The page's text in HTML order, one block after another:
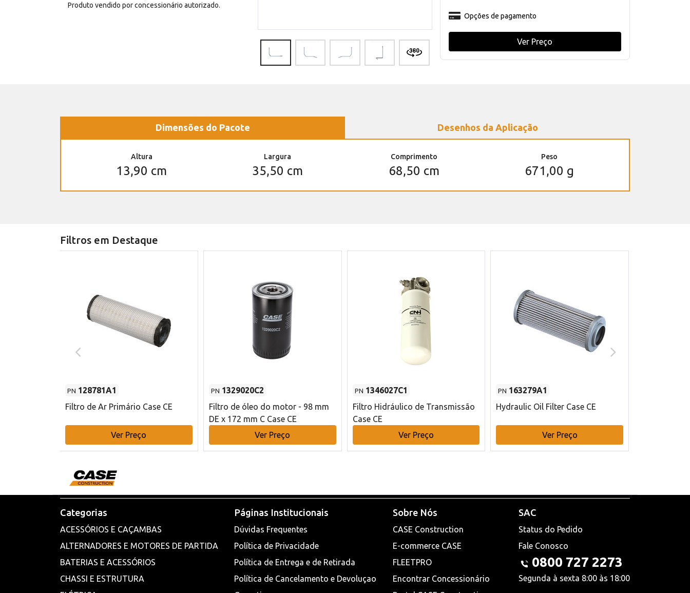
Produto vendido por concessionário autorizado.
Opções de pagamento
Ver Preço
Dimensões do Pacote Desenhos da Aplicação
Altura
13,90 cm
Largura
35,50 cm
Comprimento
68,50 cm
Peso
671,00 g
Filtros em Destaque
PN 128781A1
Filtro de Ar Primário Case CE
Ver Preço
PN 1329020C2
Filtro de óleo do motor - 98 mm
DE x 172 mm C Case CE
Ver Preço
PN 1346027C1
Filtro Hidráulico de Transmissão
Case CE
Ver Preço
PN 163279A1
Hydraulic Oil Filter Case CE
Ver Preço
Categorias
ACESSÓRIOS E CAÇAMBAS
ALTERNADORES E MOTORES DE PARTIDA
BATERIAS E ACESSÓRIOS
CHASSI E ESTRUTURA
Páginas Institucionais
Dúvidas Frequentes
Política de Privacidade
Política de Entrega e de Retirada
Política de Cancelamento e Devoluçao
Sobre Nós
CASE Construction
E-commerce CASE
FLEETPRO
Encontrar Concessionário
SAC
Status do Pedido
Fale Conosco
0800 727 2273
Segunda à sexta 8:00 às 18:00